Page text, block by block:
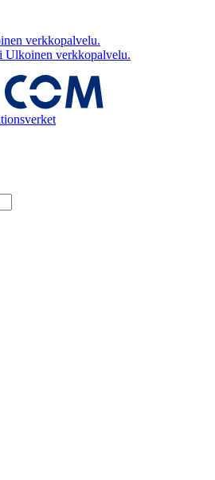
verkkopalvelu.
Ulkoinen verkkopalvelu.